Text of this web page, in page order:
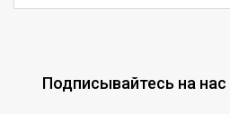
Подписывайтесь на нас